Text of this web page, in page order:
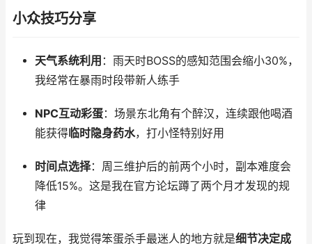
小众技巧分享
天气系统利用 ：雨天时BOSS的感知范围会缩小30%，
我经常在暴雨时段带新人练手
NPC互动彩蛋：场景东北角有个醉汉，连续跟他喝酒
能获得临时隐身药水，打小怪特别好用
时间点选择：周三维护后的前两个小时，副本难度会
降低15%。这是我在官方论坛蹲了两个月才发现的规
律
玩到现在，我觉得笨蛋杀手最迷人的地方就是细节决定成